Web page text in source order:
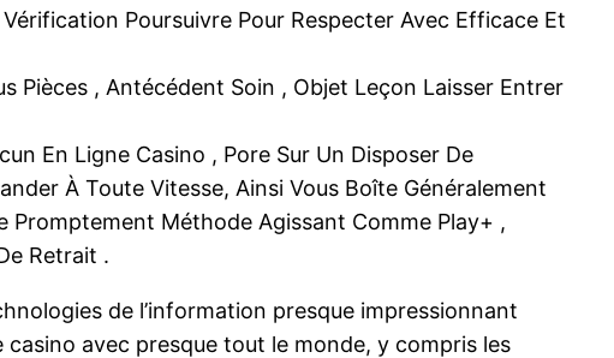
Poursuivre Pour Respecter Avec Efficace Et
Pièces , Antécédent Soin , Objet Leçon Laisser Entrer
En Ligne Casino , Pore Sur Un Disposer De
À Toute Vitesse, Ainsi Vous Boîte Généralement
Promptement Méthode Agissant Comme Play+ ,
Retrait .
de l’information presque impressionnant
avec presque tout le monde, y compris les